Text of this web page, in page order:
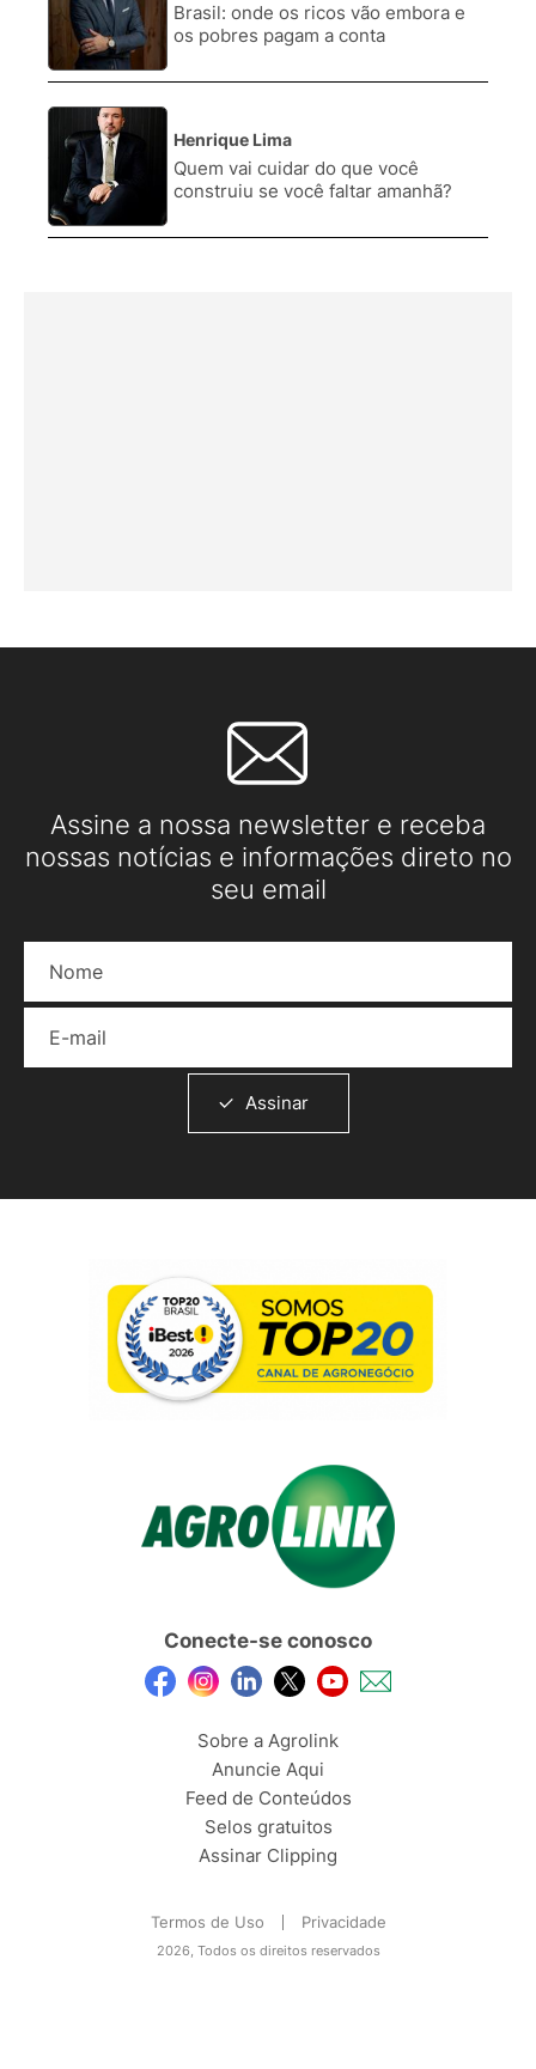
Brasil: onde os ricos vão embora e
os pobres pagam a conta
4.
Henrique Lima
Quem vai cuidar do que você
construiu se você faltar amanhã?
Assine a nossa newsletter e receba
nossas notícias e informações direto no
seu email
Assinar
Conecte-se conosco
Sobre a Agrolink
Anuncie Aqui
Feed de Conteúdos
Selos gratuitos
Assinar Clipping
Termos de Uso Privacidade
2026, Todos os direitos reservados